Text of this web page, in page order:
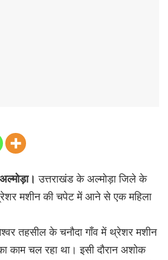
उत्तराखंड के अल्मोड़ा जिले के
मशीन की चपेट में आने से एक महिला
तहसील के चनौदा गाँव में थ्रेशर मशीन
काम चल रहा था। इसी दौरान अशोक